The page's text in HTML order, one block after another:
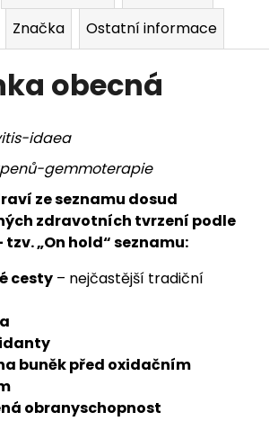
Značka Ostatní informace
obecná
idaea
gemmoterapie
ze seznamu dosud
zdravotních tvrzení podle
tzv. „On hold“ seznamu:
cesty – nejčastější tradiční
buněk před oxidačním
obranyschopnost